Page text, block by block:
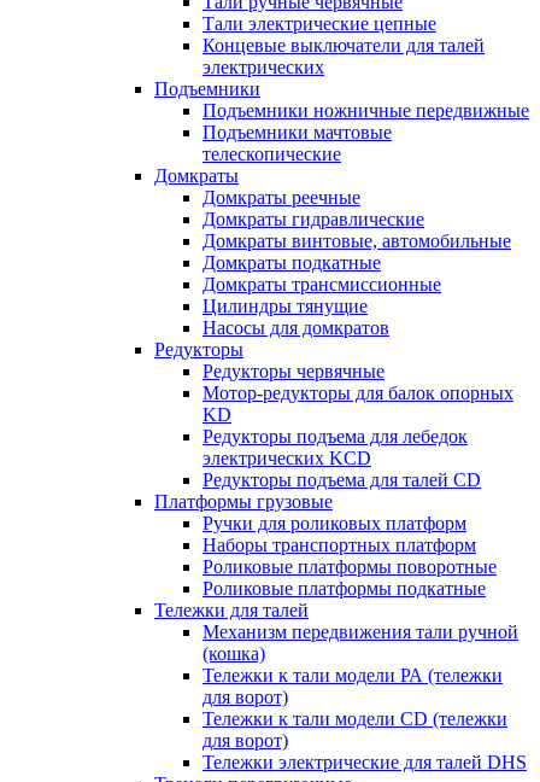
Тали электрические цепные
Концевые выключатели для талей
электрических
Подъемники
Подъемники ножничные передвижные
Подъемники мачтовые
телескопические
Домкраты
Домкраты реечные
Домкраты гидравлические
Домкраты винтовые, автомобильные
Домкраты подкатные
Домкраты трансмиссионные
Цилиндры тянущие
Насосы для домкратов
Редукторы
Редукторы червячные
Мотор-редукторы для балок опорных
KD
Редукторы подъема для лебедок
электрических KCD
Редукторы подъема для талей CD
Платформы грузовые
Ручки для роликовых платформ
Наборы транспортных платформ
Роликовые платформы поворотные
Роликовые платформы подкатные
Тележки для талей
Механизм передвижения тали ручной
(кошка)
Тележки к тали модели РА (тележки
для ворот)
Тележки к тали модели CD (тележки
для ворот)
Тележки электрические для талей DHS